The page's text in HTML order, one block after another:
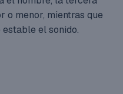
o menor, mientras que
el sonido.